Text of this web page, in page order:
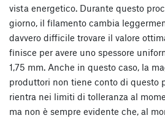
vista energetico. Durante questo
giorno, il filamento cambia
davvero difficile trovare il valore
finisce per avere uno spessore
1,75 mm. Anche in questo caso, la
produttori non tiene conto di questo
rientra nei limiti di tolleranza al
ma non è sempre evidente che, al